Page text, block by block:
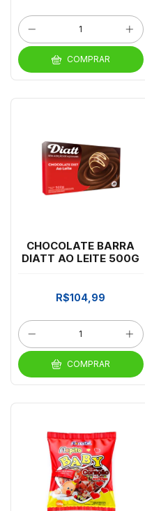
COMPRAR
CHOCOLATE BARRA
DIATT AO LEITE 500G
R$104,99
COMPRAR